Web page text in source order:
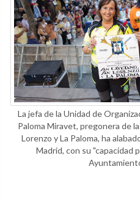
La jefa de la Unidad de
Paloma Miravet, pregonera de
Lorenzo y La Paloma, ha
Madrid, con su "capacidad